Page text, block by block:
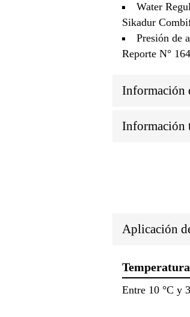
Water
Sikadur
Presión de
Reporte N°
Información
Información
Aplicación
Entre 10 °C y